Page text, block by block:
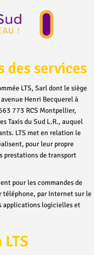
des services
LTS, Sarl dont le siège
Henri Becquerel à
773 RCS Montpellier,
Taxis du Sud L.R., auquel
LTS met en relation le
pour leur propre
prestations de transport
pour les commandes de
téléphone, par Internet sur le
applications logicielles et